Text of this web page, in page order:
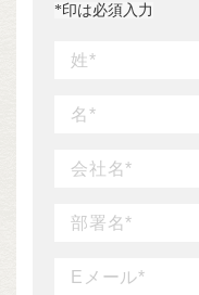
*印は必須入力